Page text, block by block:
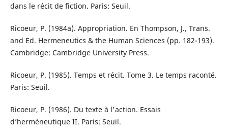
dans le récit de fiction. Paris: Seuil.
Ricoeur, P. (1984a). Appropriation. En Thompson, J., Trans.
and Ed. Hermeneutics & the Human Sciences (pp. 182-193).
Cambridge: Cambridge University Press.
Ricoeur, P. (1985). Temps et récit. Tome 3. Le temps raconté.
Paris: Seuil.
Ricoeur, P. (1986). Du texte à l'action. Essais
d’herméneutique II. Paris: Seuil.